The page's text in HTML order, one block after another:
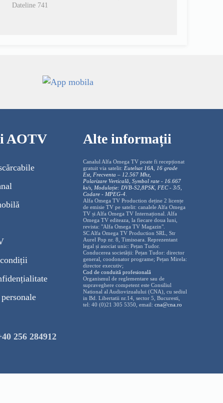
Dateline 741
AOTV Alte informații
Canalul Alfa Omega TV poate fi recepționat
gratuit via satelit: Eutelsat 16A, 16 grade
Est, Frecventa – 12.567 Mhz,
Polarizare Verticală, Symbol rate - 16.667
ks/s, Modulație: DVB-S2,8PSK, FEC - 3/5,
Codare - MPEG-4
Alfa Omega TV Production deține 2 licențe
de emisie TV pe satelit: canalele Alfa Omega
TV și Alfa Omega TV Internațional. Alfa
Omega TV editeaza, la fiecare doua luni,
revista: "Alfa Omega TV Magazin".
SC Alfa Omega TV Production SRL, Str
Aurel Pop nr. 8, Timisoara. Reprezentant
legal și asociat unic: Pețan Tudor.
Conducerea societății: Pețan Tudor: director
general, coodonator programe; Pețan Mirela:
director executiv;
Cod de conduită profesională
Organismul de reglementare sau de
supraveghere competent este Consiliul
National al Audiovizualului (CNA), cu sediul
in Bd. Libertatii nr.14, sector 5, Bucuresti,
tel: 40 (0)21 305 5350, email: cna@cna.ro
256 284912